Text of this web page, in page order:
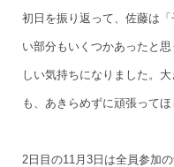
初日を振り返って、佐藤は
い部分もいくつかあったと
しい気持ちになりました。
も、あきらめずに頑張って
2日目の11月3日は全員参加